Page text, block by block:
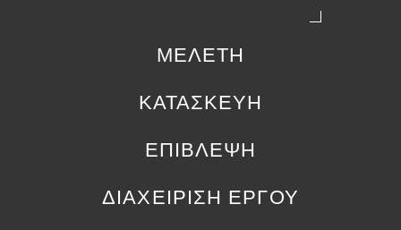
ΜΕΛΕΤΗ
ΚΑΤΑΣΚΕΥΗ
ΕΠΙΒΛΕΨΗ
ΔΙΑΧΕΙΡΙΣΗ ΕΡΓΟΥ